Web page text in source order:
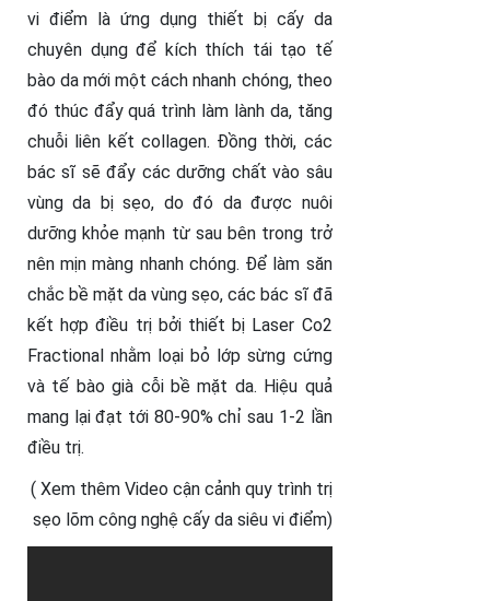
vi điểm là ứng dụng thiết bị cấy da
chuyên dụng để kích thích tái tạo tế
bào da mới một cách nhanh chóng, theo
đó thúc đẩy quá trình làm lành da, tăng
chuỗi liên kết collagen. Đồng thời, các
bác sĩ sẽ đẩy các dưỡng chất vào sâu
vùng da bị sẹo, do đó da được nuôi
dưỡng khỏe mạnh từ sau bên trong trở
nên mịn màng nhanh chóng. Để làm săn
chắc bề mặt da vùng sẹo, các bác sĩ đã
kết hợp điều trị bởi thiết bị Laser Co2
Fractional nhằm loại bỏ lớp sừng cứng
và tế bào già cỗi bề mặt da. Hiệu quả
mang lại đạt tới 80-90% chỉ sau 1-2 lần
điều trị.
( Xem thêm Video cận cảnh quy trình trị
sẹo lõm công nghệ cấy da siêu vi điểm)